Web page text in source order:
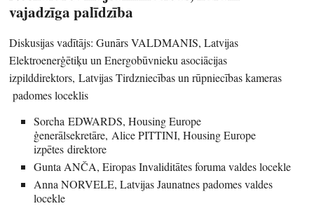
vajadzīga palīdzība
Diskusijas vadītājs: Gunārs VALDMANIS, Latvijas
Elektroenerģētiķu un Energobūvnieku asociācijas
izpilddirektors, Latvijas Tirdzniecības un rūpniecības kameras
padomes loceklis
Sorcha EDWARDS, Housing Europe
ģenerālsekretāre, Alice PITTINI, Housing Europe
izpētes direktore
Gunta ANČA, Eiropas Invaliditātes foruma valdes locekle
Anna NORVELE, Latvijas Jaunatnes padomes valdes
locekle